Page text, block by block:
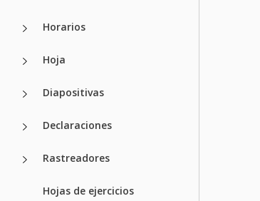
Horarios
Hoja
Diapositivas
Declaraciones
Rastreadores
Hojas de ejercicios